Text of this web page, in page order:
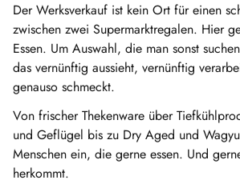
Der Werksverkauf ist kein Ort für einen
zwischen zwei Supermarktregalen. Hier
Essen. Um Auswahl, die man sonst
das vernünftig aussieht, vernünftig
genauso schmeckt.
Von frischer Thekenware über
und Geflügel bis zu Dry Aged und
Menschen ein, die gerne essen. Und
herkommt.